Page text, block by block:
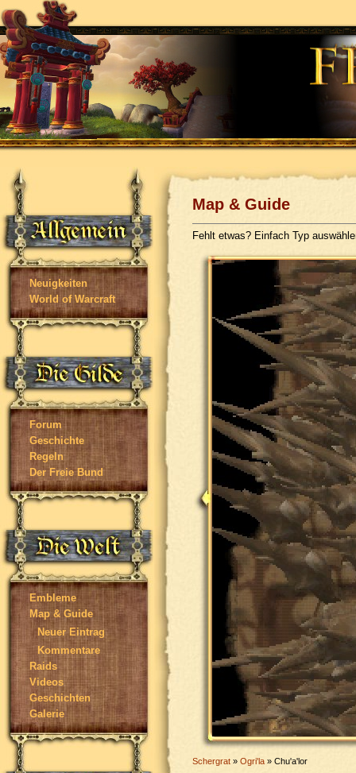
Neuigkeiten
World of Warcraft
Forum
Geschichte
Regeln
Der Freie Bund
Embleme
Map & Guide
Neuer Eintrag
Kommentare
Raids
Videos
Geschichten
Galerie
Map & Guide
Fehlt etwas? Einfach Typ
Schergrat » Ogri'la » Chu'a'lor